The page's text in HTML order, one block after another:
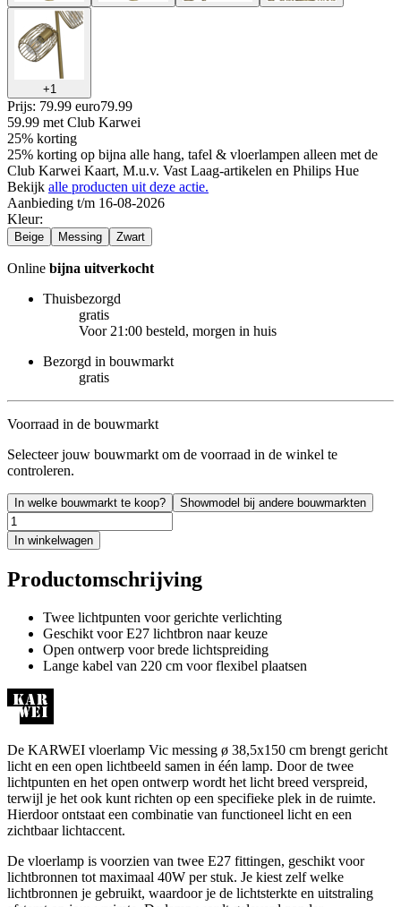
+1
Prijs: 79.99 euro79.99
59.99 met Club Karwei
25% korting
25% korting op bijna alle hang, tafel & vloerlampen alleen met de
Club Karwei Kaart, M.u.v. Vast Laag-artikelen en Philips Hue
Bekijk alle producten uit deze actie.
Aanbieding t/m 16-08-2026
Kleur:
Beige Messing Zwart
Online bijna uitverkocht
Thuisbezorgd
gratis
Voor 21:00 besteld, morgen in huis
Bezorgd in bouwmarkt
gratis
Voorraad in de bouwmarkt
Selecteer jouw bouwmarkt om de voorraad in de winkel te
controleren.
In welke bouwmarkt te koop? Showmodel bij andere bouwmarkten
In winkelwagen
Productomschrijving
Twee lichtpunten voor gerichte verlichting
Geschikt voor E27 lichtbron naar keuze
Open ontwerp voor brede lichtspreiding
Lange kabel van 220 cm voor flexibel plaatsen
De KARWEI vloerlamp Vic messing ø 38,5x150 cm brengt gericht
licht en een open lichtbeeld samen in één lamp. Door de twee
lichtpunten en het open ontwerp wordt het licht breed verspreid,
terwijl je het ook kunt richten op een specifieke plek in de ruimte.
Hierdoor ontstaat een combinatie van functioneel licht en een
zichtbaar lichtaccent.
De vloerlamp is voorzien van twee E27 fittingen, geschikt voor
lichtbronnen tot maximaal 40W per stuk. Je kiest zelf welke
lichtbronnen je gebruikt, waardoor je de lichtsterkte en uitstraling